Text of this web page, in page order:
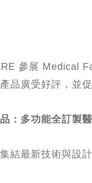
參展 Medical
品廣受好評，並
：多功能全訂製
結最新技術與設